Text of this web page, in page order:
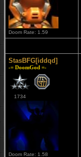
Doom Rate: 1.59
StasBFG[iddqd]
-= DoomGod =-
1734
Doom Rate: 1.58